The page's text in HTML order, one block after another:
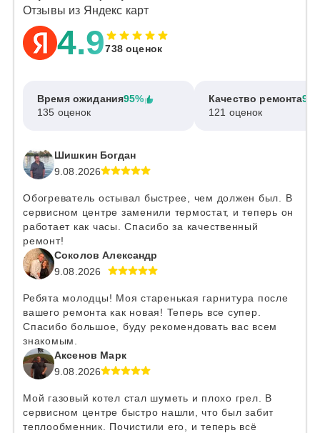
Отзывы из Яндекс карт
4.9738 оценок
Время ожидания95%
135 оценок
Качество ремонта
121 оценок
Шишкин Богдан
9.08.2026
Обогреватель остывал быстрее, чем должен был. В
сервисном центре заменили термостат, и теперь он
работает как часы. Спасибо за качественный
ремонт!
Соколов Александр
9.08.2026
Ребята молодцы! Моя старенькая гарнитура после
вашего ремонта как новая! Теперь все супер.
Спасибо большое, буду рекомендовать вас всем
знакомым.
Аксенов Марк
9.08.2026
Мой газовый котел стал шуметь и плохо грел. В
сервисном центре быстро нашли, что был забит
теплообменник. Почистили его, и теперь всё